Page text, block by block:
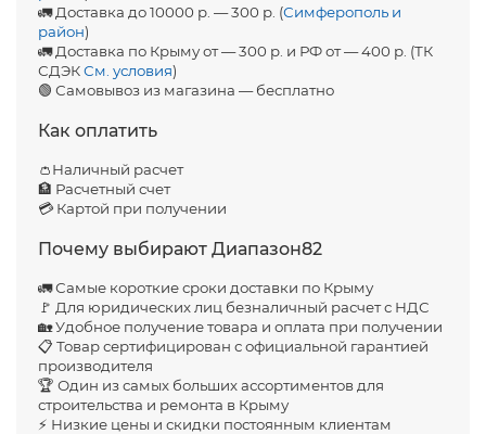
🚛 Доставка до 10000 р. — 300 р. (Симферополь и
район)
🚛 Доставка по Крыму от — 300 р. и РФ от — 400 р. (ТК
СДЭКСм. условия)
🟢 Самовывоз из магазина — бесплатно
Как оплатить
👛Наличный расчет
🏦 Расчетный счет
💳 Картой при получении
Почему выбирают Диапазон82
🚛 Самые короткие сроки доставки по Крыму
🚩 Для юридических лиц безналичный расчет с НДС
🏡 Удобное получение товара и оплата при получении
📋 Товар сертифицирован с официальной гарантией
производителя
🏆 Один из самых больших ассортиментов для
строительства и ремонта в Крыму
⚡ Низкие цены и скидки постоянным клиентам